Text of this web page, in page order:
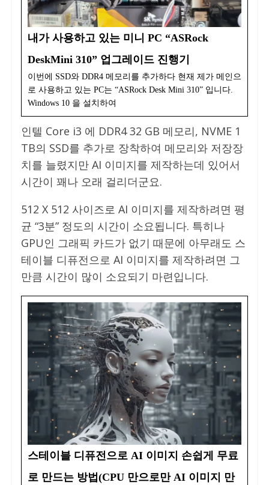
내가 사용하고 있는 미니 PC “ASRock
DeskMini 310” 업그레이드 진행기
이번에 SSD와 DDR4 메모리를 추가하다 현재 제가 메인으
로 사용하고 있는 PC는 “ASRock Desk Mini 310” 입니다.
Windows 10 을 설치하여
인텔 Core i3 에 DDR4 32 GB 메모리, NVME 1
TB의 SSD를 추가로 장착하여 메모리와 저장장
치를 늘렸지만 AI 이미지를 제작하는데 있어서
시간이 꽤나 오래 걸리더군요.
512 X 512 사이즈로 AI 이미지를 제작하려면 평
균 “3분” 정도의 시간이 소요됩니다. 특히나
GPU인 그래픽 카드가 없기 때문에 아무래도 스
테이블 디퓨전으로 AI 이미지를 제작하려면 그
만큼 시간이 많이 소요되기 마련입니다.
스테이블 디퓨전으로 AI 이미지 손쉽게 무료
로 만드는 방법(CPU 만으로만 AI 이미지 만